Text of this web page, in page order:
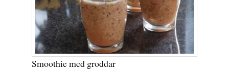
Smoothie med groddar